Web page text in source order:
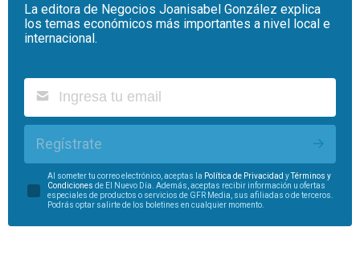
La editora de Negocios Joanisabel González explica
los temas económicos más importantes a nivel local e
internacional.
Regístrate
Al someter tu correo electrónico, aceptas la Política de Privacidad yTérminos y
Condiciones de El Nuevo Día. Además, aceptas recibir información u ofertas
especiales de productos o servicios de GFR Media, sus afiliadas o de terceros.
Podrás optar salirte de los boletines en cualquier momento.